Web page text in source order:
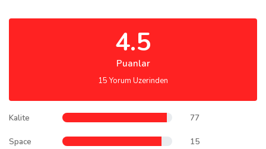
4.5
Puanlar
15 Yorum Uzerinden
Kalite 77
Space 15